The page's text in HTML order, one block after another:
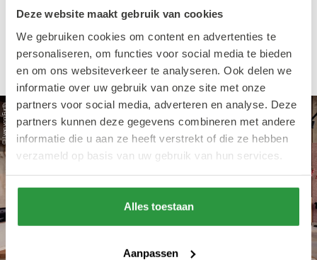
Deze website maakt gebruik van cookies
We gebruiken cookies om content en advertenties te
personaliseren, om functies voor social media te bieden
en om ons websiteverkeer te analyseren. Ook delen we
informatie over uw gebruik van onze site met onze
partners voor social media, adverteren en analyse. Deze
partners kunnen deze gegevens combineren met andere
informatie die u aan ze heeft verstrekt of die ze hebben
verzameld op basis van uw gebruik van hun services.
Alles toestaan
Aanpassen
blij met het terras; hier kun je al tafelend
genieten van een van de mooiste uitzichten
over het water en Rotterdam.”
© Lyan von Furth